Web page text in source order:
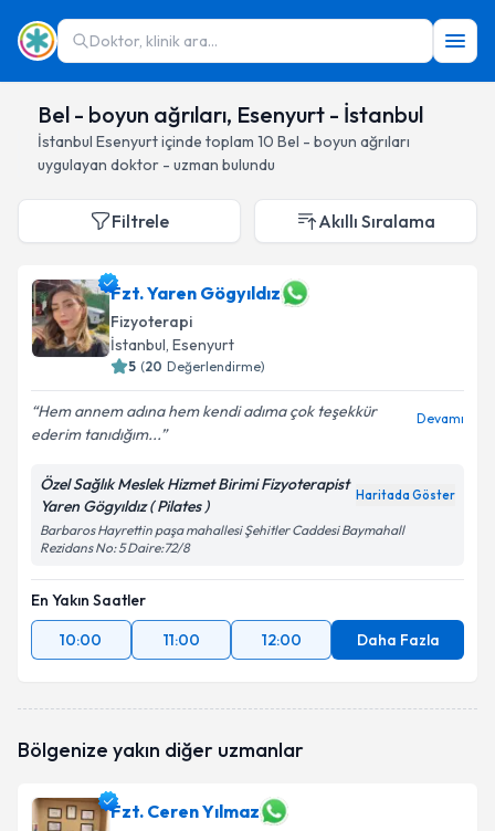
Doktor, klinik ara...
Bel - boyun ağrıları, Esenyurt - İstanbul
İstanbul Esenyurtiçinde toplam 10 Bel - boyun ağrıları
uygulayan doktor - uzman bulundu
Filtrele Akıllı Sıralama
Fzt. Yaren Gögyıldız
Fizyoterapi
İstanbul, Esenyurt
5 (20 Değerlendirme)
Hem annem adına hem kendi adıma çok teşekkür
ederim tanıdığım...
Devamı
Özel Sağlık Meslek Hizmet Birimi Fizyoterapist
Yaren Gögyıldız ( Pilates )
Haritada Göster
Barbaros Hayrettin paşa mahallesi Şehitler Caddesi Baymahall
Rezidans No: 5 Daire:72/8
En Yakın Saatler
10:00
11:00 12:00 Daha Fazla
Bölgenize yakın diğer uzmanlar
Fzt. Ceren Yılmaz